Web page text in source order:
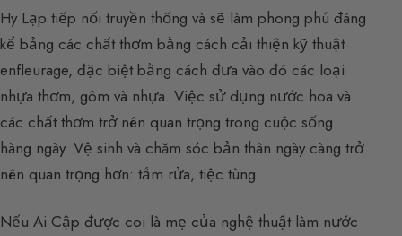
Hy Lạp tiếp nối truyền thống và sẽ làm phong phú đáng
kể bảng các chất thơm bằng cách cải thiện kỹ thuật
enfleurage, đặc biệt bằng cách đưa vào đó các loại
nhựa thơm, gôm và nhựa. Việc sử dụng nước hoa và
các chất thơm trở nên quan trọng trong cuộc sống
hàng ngày. Vệ sinh và chăm sóc bản thân ngày càng trở
nên quan trọng hơn: tắm rửa, tiệc tùng.
Nếu Ai Cập được coi là mẹ của nghệ thuật làm nước